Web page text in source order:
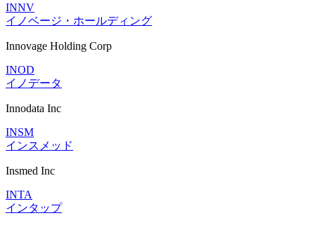
INNV
イノベージ・ホールディング
Innovage Holding Corp
INOD
イノデータ
Innodata Inc
INSM
インスメッド
Insmed Inc
INTA
インタップ